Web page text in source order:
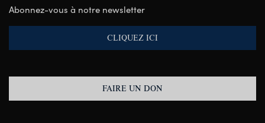
Abonnez-vous à notre newsletter
CLIQUEZ ICI
FAIRE UN DON